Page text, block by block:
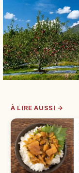
À LIRE AUSSI →